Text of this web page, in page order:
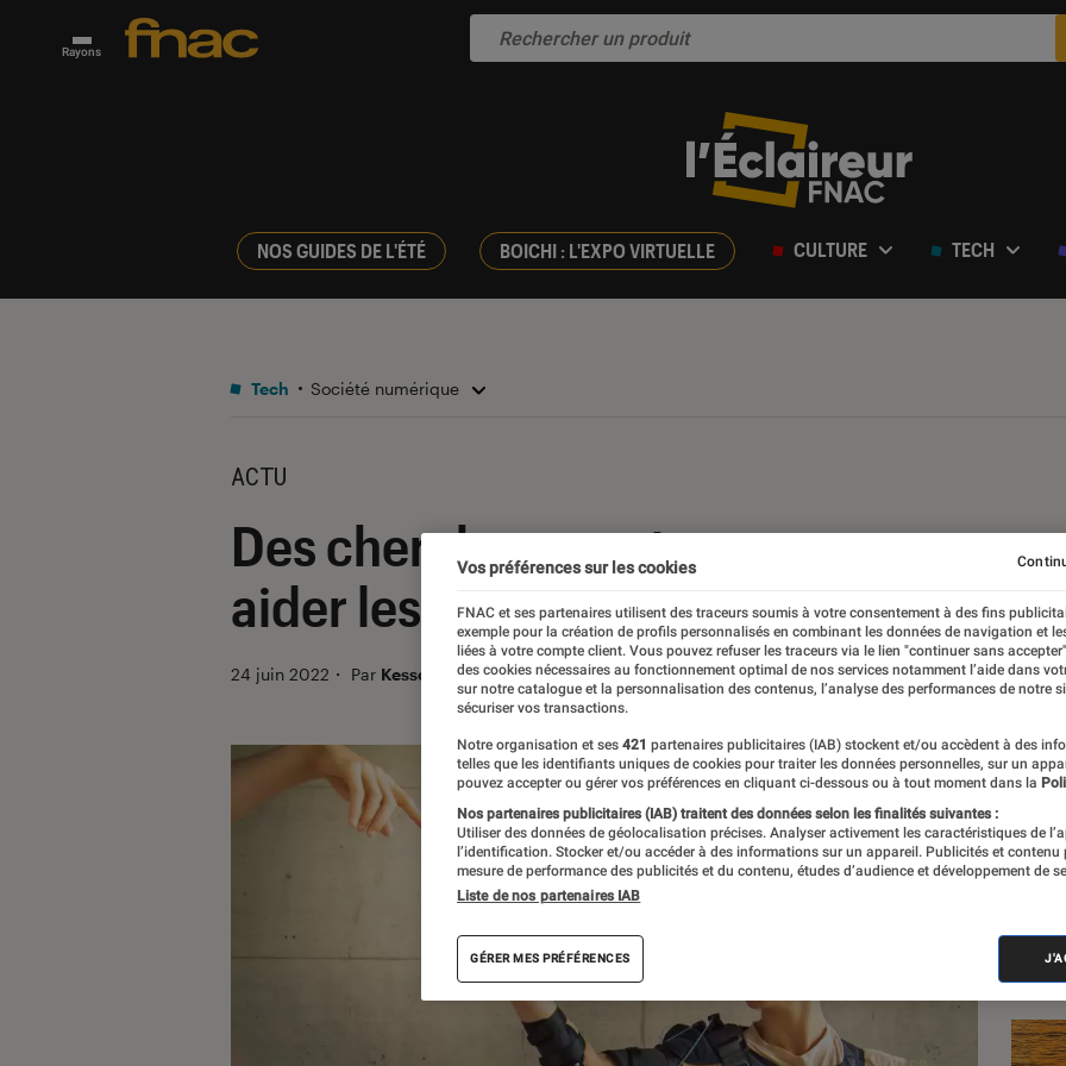
Rayons
NOS GUIDES DE L'ÉTÉ BOICHI : L'EXPO VIRTUELLE CULTURE TECH
Tech Société numérique
ACTU
Des chercheurs ont conçu un
aider les personnes à mobilité
24 juin 2022 ・ Par Kesso Diallo
Vos préférences sur les cookies
FNAC et ses partenaires utilisent des traceurs soumis à votre consentement à des fins
exemple pour la création de profils personnalisés en combinant les données de navigation et
liées à votre compte client. Vous pouvez refuser les traceurs via le lien "continuer sans
des cookies nécessaires au fonctionnement optimal de nos services notamment l’aide dans
sur notre catalogue et la personnalisation des contenus, l’analyse des performances de notre
sécuriser vos transactions.
Notre organisation et ses 421 partenaires publicitaires (IAB) stockent et/ou accèdent à des
telles que les identifiants uniques de cookies pour traiter les données personnelles, sur un
pouvez accepter ou gérer vos préférences en cliquant ci-dessous ou à tout moment dans la
Nos partenaires publicitaires (IAB) traitent des données selon les finalités suivantes :
Utiliser des données de géolocalisation précises. Analyser activement les caractéristiques de
l’identification. Stocker et/ou accéder à des informations sur un appareil. Publicités et contenu
mesure de performance des publicités et du contenu, études d’audience et développement de
Liste de nos partenaires IAB
GÉRER MES PRÉFÉRENCES